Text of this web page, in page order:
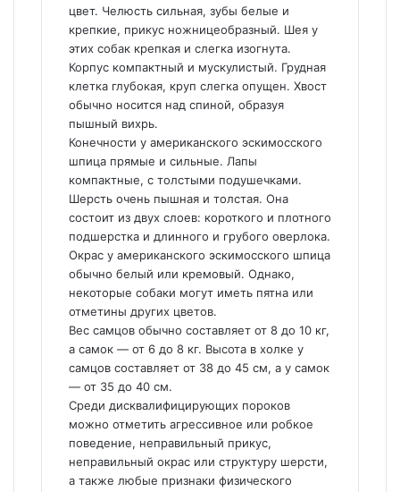
цвет. Челюсть сильная, зубы белые и
крепкие, прикус ножницеобразный. Шея у
этих собак крепкая и слегка изогнута.
Корпус компактный и мускулистый. Грудная
клетка глубокая, круп слегка опущен. Хвост
обычно носится над спиной, образуя
пышный вихрь.
Конечности у американского эскимосского
шпица прямые и сильные. Лапы
компактные, с толстыми подушечками.
Шерсть очень пышная и толстая. Она
состоит из двух слоев: короткого и плотного
подшерстка и длинного и грубого оверлока.
Окрас у американского эскимосского шпица
обычно белый или кремовый. Однако,
некоторые собаки могут иметь пятна или
отметины других цветов.
Вес самцов обычно составляет от 8 до 10 кг,
а самок — от 6 до 8 кг. Высота в холке у
самцов составляет от 38 до 45 см, а у самок
— от 35 до 40 см.
Среди дисквалифицирующих пороков
можно отметить агрессивное или робкое
поведение, неправильный прикус,
неправильный окрас или структуру шерсти,
а также любые признаки физического